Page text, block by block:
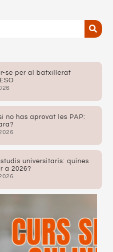
se per al batxillerat
no has aprovat les PAP:
universitaris: quines
a 2026?